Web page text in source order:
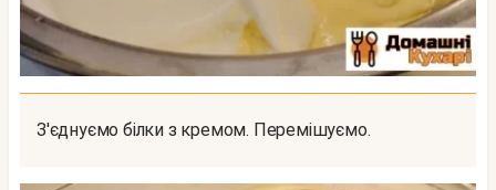
З'єднуємо білки з кремом. Перемішуємо.